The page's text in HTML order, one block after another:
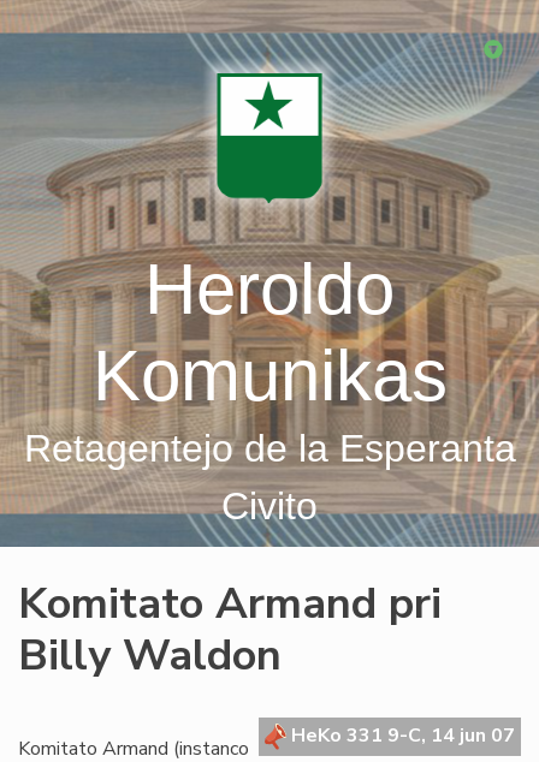
Skip
Heroldo
Komunikas
Retagentejo de la Esperanta
Civito
Komitato Armand pri
Billy Waldon
HeKo 331 9-C, 14 jun 07
Komitato Armand (instanco